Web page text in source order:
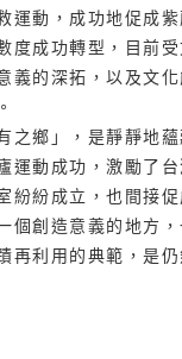
運動，成功地促成
度成功轉型，目前
義的深拓，以及文
之鄉」，是靜靜地
運動成功，激勵了
紛紛成立，也間接
個創造意義的地方
再利用的典範，是